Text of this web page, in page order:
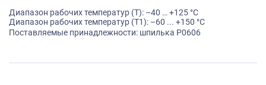
Диапазон рабочих температур (Т): –40 … +125 °С
Диапазон рабочих температур (Т1): –60 ... +150 °С
Поставляемые принадлежности: шпилька P0606